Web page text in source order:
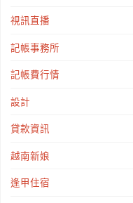
視訊直播
記帳事務所
記帳費行情
設計
貸款資訊
越南新娘
逢甲住宿